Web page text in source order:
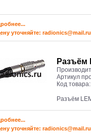
уточняйте: radioniсs@mail.ru
Разъём
Артикул
Код
Разъём
уточняйте: radioniсs@mail.ru